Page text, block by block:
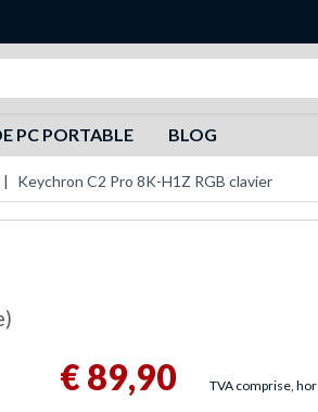
PC PORTABLE BLOG
Keychron C2 Pro 8K-H1Z RGB clavier
€ 89,90 TVA comprise,